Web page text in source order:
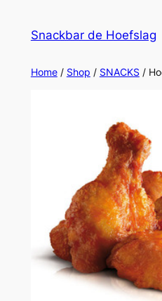
inhoud
Snackbar de Hoefslag
Home/ Shop / SNACKS/